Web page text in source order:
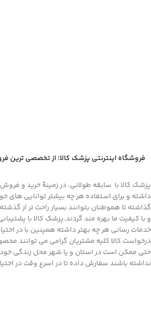
فروشگاه اینترنتی پزشک کالا؛ از تخصصی ترین
پزشک کالا با سابقه طولانی، در زمینۀ خرید و
داشته و برای استفاده هر چه بیشتر توانایی های
گذاشته تا هموطنان بتوانند بسیار راحت تر از
خدمات رسانی هر چه بهتر داشته همپنین با در
درخواست کالا کلیه مشتریان گرامی می توانند
حتی ممکن است در استان و یا شهر محل زندگی خود
نداشته باشند سفارش داده تا در اسرع وقت در